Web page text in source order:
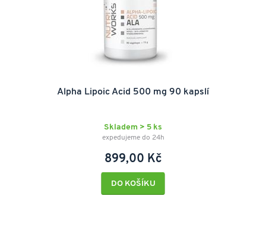
Alpha Lipoic Acid 500 mg 90 kapslí
Skladem > 5 ks
expedujeme do 24h
899,00 Kč
DO KOŠÍKU